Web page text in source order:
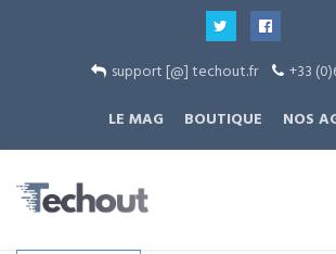
support [@] techout.fr
+33
LE MAG
BOUTIQUE NOS